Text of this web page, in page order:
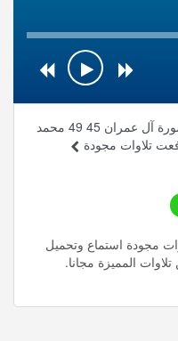
سورة آل عمران 45 49 محمد
تلاوات مجودة
رفعت تلاوات مجودة استماع وتحميل